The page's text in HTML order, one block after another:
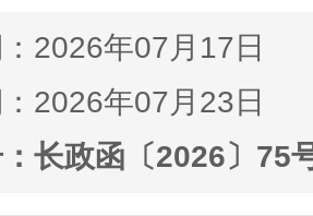
2026年07月17日
2026年07月23日
长政函〔2026〕75